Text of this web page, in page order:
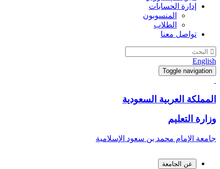
إدارة الحسابات
المنسوبون
الطلاب
تواصل معنا
English
Toggle navigation
المملكة العربية السعودية
وزارة التعليم
جامعة الإمام محمد بن سعود الإسلامية
عن الجامعة